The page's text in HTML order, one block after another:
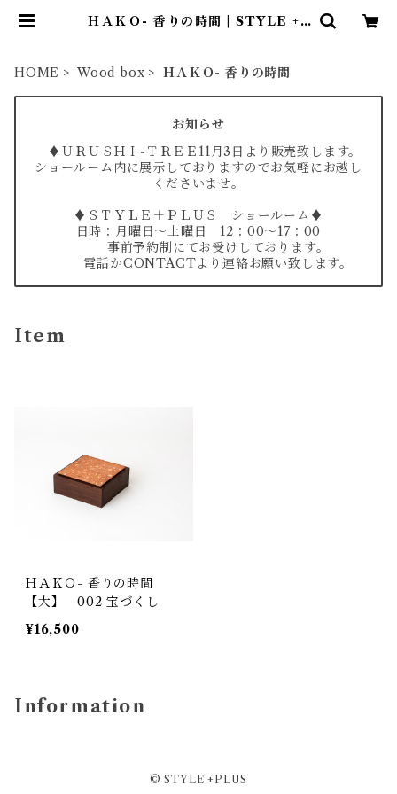
ＨＡＫＯ- 香りの時間 | STYLE +P
HOME Wood box ＨＡＫＯ- 香りの時間
お知らせ
♦ＵＲＵＳＨＩ-ＴＲＥＥ11月3日より販売致します。
ショールーム内に展示しておりますのでお気軽にお越し
くださいませ。
♦ＳＴＹＬＥ＋ＰＬＵＳ ショールーム♦
日時：月曜日～土曜日 12：00～17：00
事前予約制にてお受けしております。
電話かCONTACTより連絡お願い致します。
Item
ＨＡＫＯ- 香りの時間
【大】 002 宝づくし
¥16,500
Information
© STYLE +PLUS